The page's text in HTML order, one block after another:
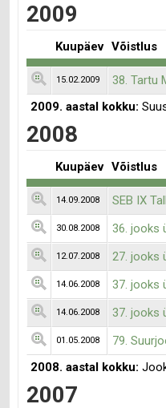
2009
Kuupäev Võistlus
15.02.2009 38. Tartu
2009. aastal kokku:
2008
Kuupäev Võistlus
14.09.2008 SEB IX
30.08.2008 36. jooks
12.07.2008 27. jooks
14.06.2008 37. jooks
14.06.2008 37. jooks
01.05.2008 79.
2008. aastal kokku:
2007